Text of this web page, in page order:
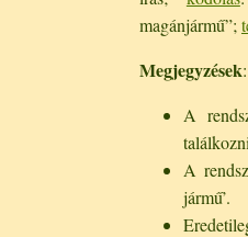
magánjármű”;
Megjegyzések:
A
A
jármű’.